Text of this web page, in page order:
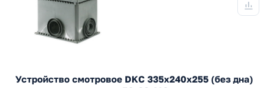
Устройство смотровое DKC 335х240х255 (без дна)